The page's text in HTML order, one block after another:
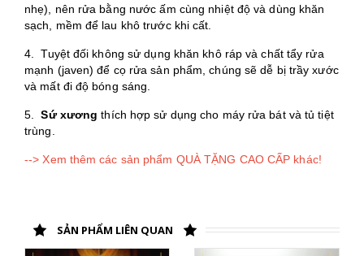
nhẹ), nên rửa bằng nước ấm cùng nhiệt độ và dùng khăn
sạch, mềm để lau khô trước khi cất.
4. Tuyệt đối không sử dụng khăn khô ráp và chất tẩy rửa
mạnh (javen) để cọ rửa sản phẩm, chúng sẽ dễ bị trầy xước
và mất đi độ bóng sáng.
5.Sứ xương thích hợp sử dụng cho máy rửa bát và tủ tiệt
trùng.
--> Xem thêm các sản phẩm QUÀ TẶNG CAO CẤP khác!
SẢN PHẨM LIÊN QUAN